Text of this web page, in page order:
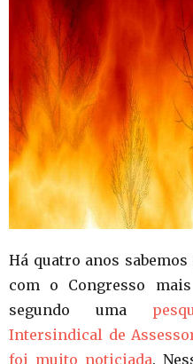
Há quatro anos
com o Congresso
segundo uma
Intersindical de
foi muito noticiada.